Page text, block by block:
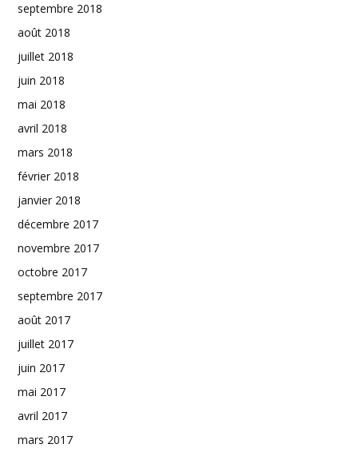
septembre 2018
août 2018
juillet 2018
juin 2018
mai 2018
avril 2018
mars 2018
février 2018
janvier 2018
décembre 2017
novembre 2017
octobre 2017
septembre 2017
août 2017
juillet 2017
juin 2017
mai 2017
avril 2017
mars 2017